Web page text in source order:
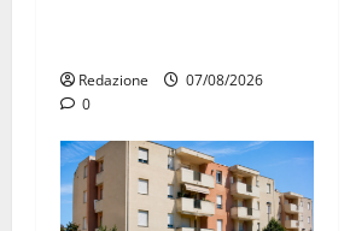
Redazione
07/08/2026
0